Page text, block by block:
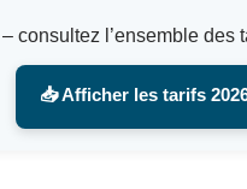
consultez l’ensemble des
📥 Afficher les tarifs